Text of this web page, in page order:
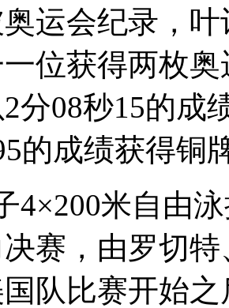
运会纪录，
一位获得两枚
分08秒15的成
的成绩获得铜
米自由泳
赛，由罗切
队比赛开始